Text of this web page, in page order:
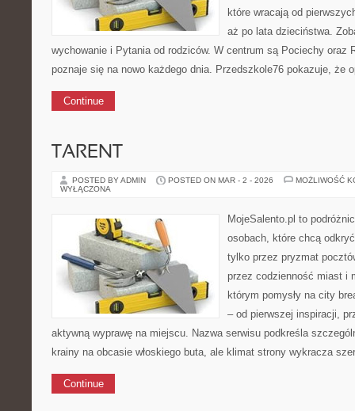
które wracają od
aż po lata dzieciństwa.
wychowanie i Pytania od rodziców. W centrum są Pociechy oraz
poznaje się na nowo każdego dnia. Przedszkole76 pokazuje, że
Continue
TARENT
POSTED BY ADMIN POSTED ON MAR - 2 - 2026
MOŻLIWOŚĆ
WYŁĄCZONA
MojeSalento.pl to
osobach, które chcą
tylko przez pryzmat
przez codzienność miast i
którym pomysły na city
– od pierwszej inspiracji,
aktywną wyprawę na miejscu. Nazwa serwisu podkreśla
krainy na obcasie włoskiego buta, ale klimat strony wykracza
Continue